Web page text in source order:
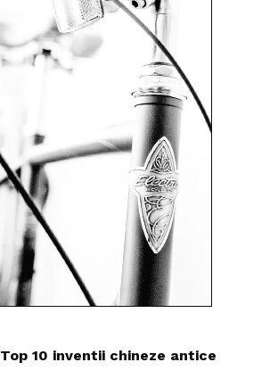
Top 10 inventii chineze antice